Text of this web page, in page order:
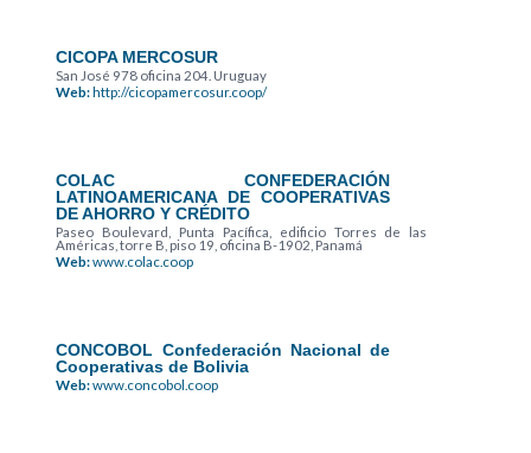
CICOPA MERCOSUR
San José 978 oficina 204. Uruguay
Web:http://cicopamercosur.coop/
COLAC CONFEDERACIÓN
LATINOAMERICANA DE COOPERATIVAS
DE AHORRO Y CRÉDITO
Paseo Boulevard, Punta Pacífica, edificio Torres de las
Américas, torre B, piso 19, oficina B-1902, Panamá
Web:www.colac.coop
CONCOBOL Confederación Nacional de
Cooperativas de Bolivia
Web:www.concobol.coop